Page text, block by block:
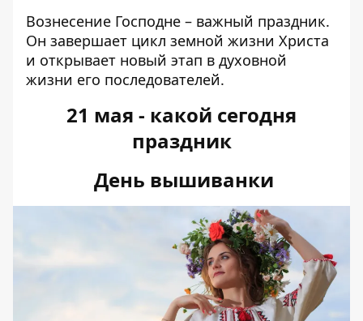
Вознесение Господне – важный праздник.
Он завершает цикл земной жизни Христа
и открывает новый этап в духовной
жизни его последователей.
21 мая - какой сегодня
праздник
День вышиванки